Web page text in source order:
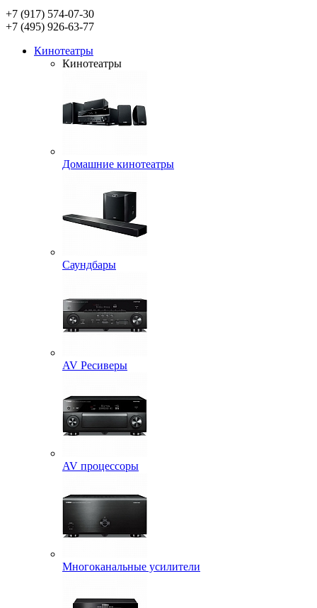
+7 (917) 574-07-30
+7 (495) 926-63-77
Кинотеатры
Кинотеатры
Домашние кинотеатры
Саундбары
AV Ресиверы
AV процессоры
Многоканальные усилители